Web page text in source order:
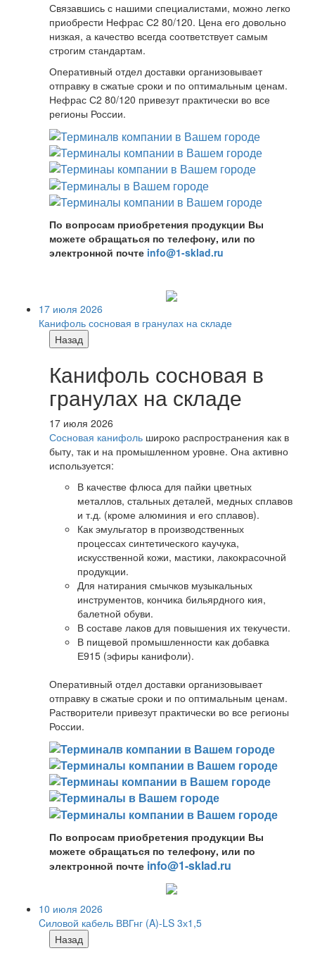
Связавшись с нашими специалистами, можно легко
приобрести Нефрас С2 80/120. Цена его довольно
низкая, а качество всегда соответствует самым
строгим стандартам.
Оперативный отдел доставки организовывает
отправку в сжатые сроки и по оптимальным ценам.
Нефрас С2 80/120 привезут практически во все
регионы России.
По вопросам приобретения продукции Вы
можете обращаться по телефону, или по
электронной почте info@1-sklad.ru
17 июля 2026
Канифоль сосновая в гранулах на складе
Назад
Канифоль сосновая в
гранулах на складе
17 июля 2026
Сосновая канифоль широко распространения как в
быту, так и на промышленном уровне. Она активно
используется:
В качестве флюса для пайки цветных
металлов, стальных деталей, медных сплавов
и т.д. (кроме алюминия и его сплавов).
Как эмульгатор в производственных
процессах синтетического каучука,
искусственной кожи, мастики, лакокрасочной
продукции.
Для натирания смычков музыкальных
инструментов, кончика бильярдного кия,
балетной обуви.
В составе лаков для повышения их текучести.
В пищевой промышленности как добавка
Е915 (эфиры канифоли).
Оперативный отдел доставки организовывает
отправку в сжатые сроки и по оптимальным ценам.
Растворители привезут практически во все регионы
России.
По вопросам приобретения продукции Вы
можете обращаться по телефону, или по
электронной почте info@1-sklad.ru
10 июля 2026
Cиловой кабель ВВГнг (A)-LS 3х1,5
Назад